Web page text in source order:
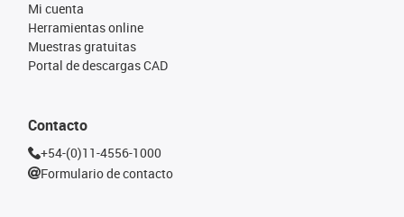
Mi cuenta
Herramientas online
Muestras gratuitas
Portal de descargas CAD
Contacto
+54-(0)11-4556-1000
Formulario de contacto